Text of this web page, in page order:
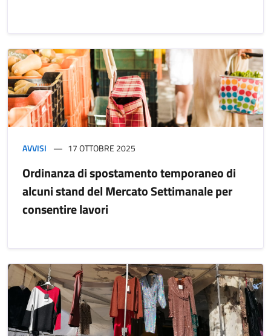
AVVISI 17 OTTOBRE 2025
Ordinanza di spostamento temporaneo di
alcuni stand del Mercato Settimanale per
consentire lavori